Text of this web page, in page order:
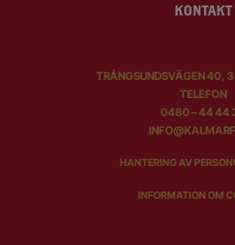
KONTAKT
TRÅNGSUNDSVÄGEN 40,
TELEFON
0480 – 44 44
HANTERING AV
INFORMATION OM